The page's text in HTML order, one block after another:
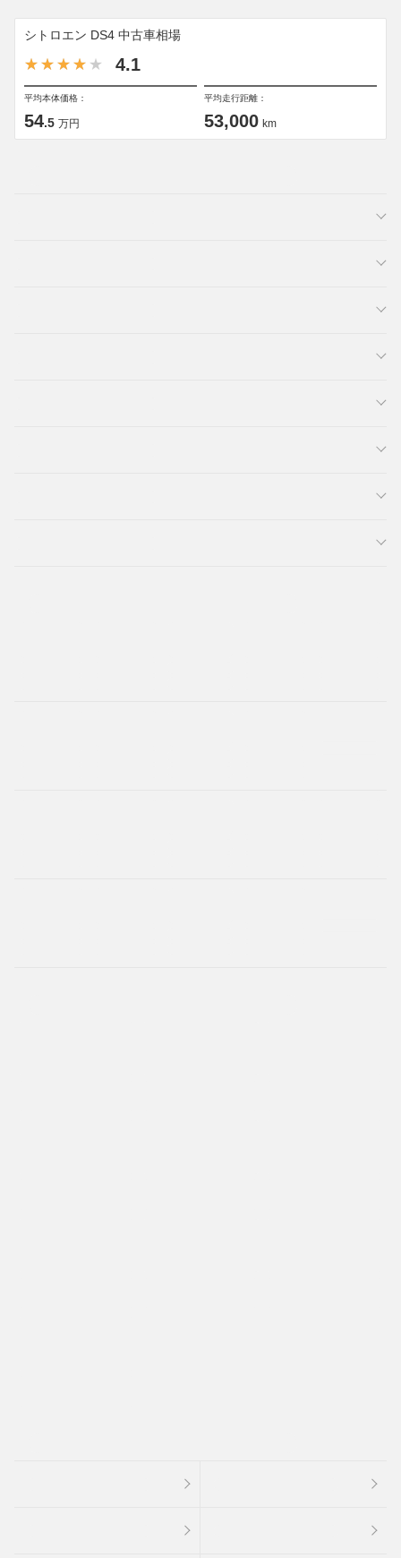
シトロエン DS4 中古車相場
4.1
平均本体価格：
54.5 万円
平均走行距離：
53,000 km